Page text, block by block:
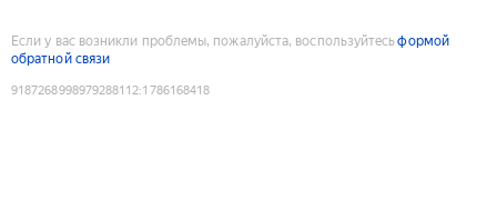
Если у вас возникли проблемы, пожалуйста, воспользуйтесьформой
обратной связи
9187268998979288112:1786168418